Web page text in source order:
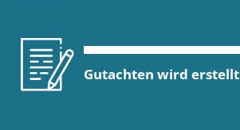
Gutachten wird erstellt